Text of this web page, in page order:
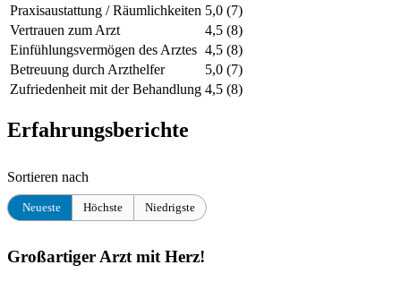
Praxisaustattung / Räumlichkeiten 5,0 (7)
Vertrauen zum Arzt
4,5 (8)
Einfühlungsvermögen des Arztes 4,5 (8)
Betreuung durch Arzthelfer
5,0 (7)
Zufriedenheit mit der Behandlung 4,5 (8)
Erfahrungsberichte
Sortieren nach
Neueste Höchste Niedrigste
Großartiger Arzt mit Herz!